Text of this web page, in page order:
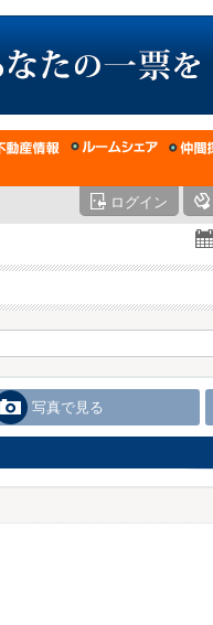
ログイン
写真で見る